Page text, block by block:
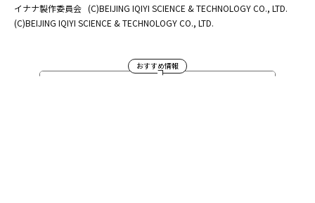
イナナ製作委員会 (C)BEIJING IQIYI SCIENCE & TECHNOLOGY CO., LTD.
(C)BEIJING IQIYI SCIENCE & TECHNOLOGY CO., LTD.
おすすめ情報